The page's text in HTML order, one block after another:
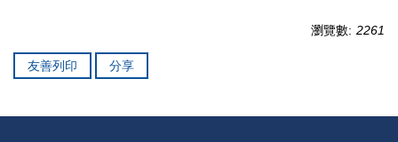
瀏覽數: 2261
友善列印 分享